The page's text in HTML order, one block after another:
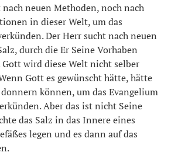
neuen Methoden, noch nach
in dieser Welt, um das
Der Herr sucht nach neuen
durch die Er Seine Vorhaben
wird diese Welt nicht selber
Gott es gewünscht hätte, hätte
können, um das Evangelium
Aber das ist nicht Seine
das Salz in das Innere eines
legen und es dann auf das